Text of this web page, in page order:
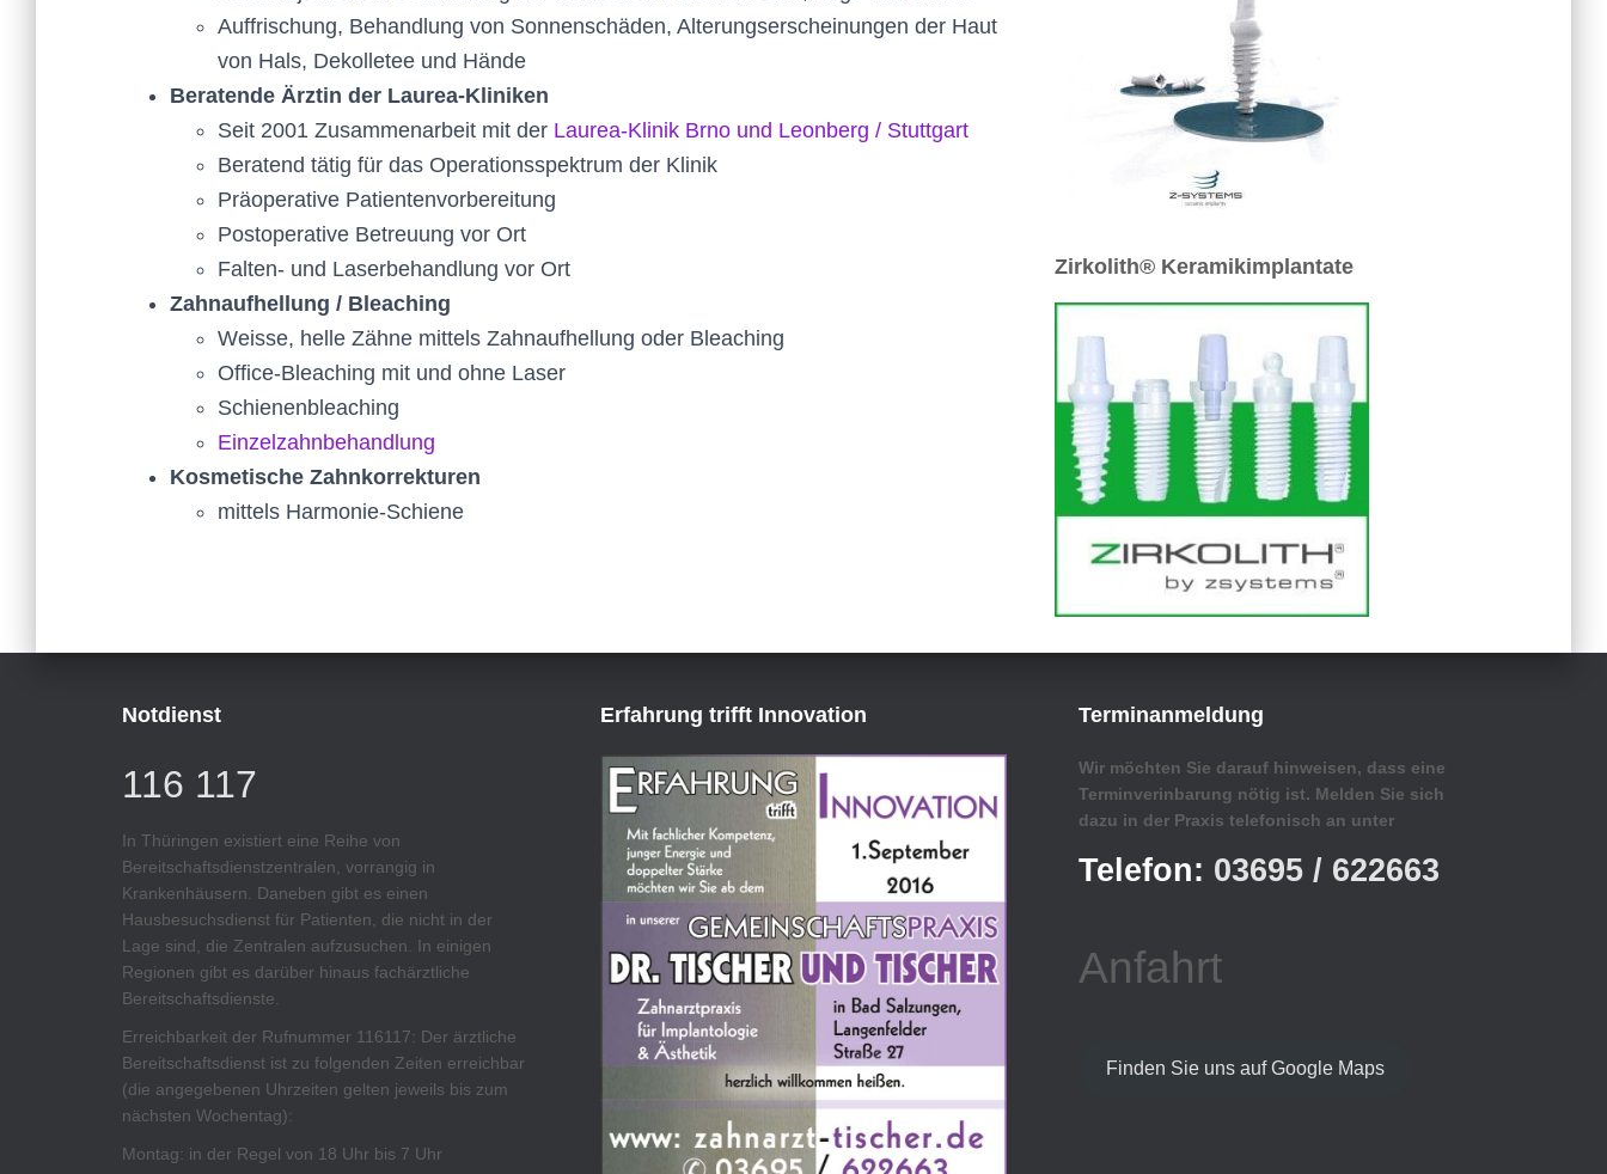
Mundwinkel, Lippenvolumen
Botox-Injektionen: Behandlung der mimischen Falten an Stirn, Auge und andere
Auffrischung, Behandlung von Sonnenschäden, Alterungserscheinungen der Haut
von Hals, Dekolletee und Hände
Beratende Ärztin der Laurea-Kliniken
Seit 2001 Zusammenarbeit mit derLaurea-Klinik Brno und Leonberg / Stuttgart
Beratend tätig für das Operationsspektrum der Klinik
Präoperative Patientenvorbereitung
Postoperative Betreuung vor Ort
Falten- und Laserbehandlung vor Ort
Zahnaufhellung / Bleaching
Weisse, helle Zähne mittels Zahnaufhellung oder Bleaching
Office-Bleaching mit und ohne Laser
Schienenbleaching
Einzelzahnbehandlung
Zirkolith® Keramikimplantate
Notdienst
116 117
In Thüringen existiert eine Reihe von
Bereitschaftsdienstzentralen, vorrangig in
Krankenhäusern. Daneben gibt es einen
Hausbesuchsdienst für Patienten, die nicht in der
Lage sind, die Zentralen aufzusuchen. In einigen
Regionen gibt es darüber hinaus fachärztliche
Bereitschaftsdienste.
Erreichbarkeit der Rufnummer 116117: Der ärztliche
Bereitschaftsdienst ist zu folgenden Zeiten erreichbar
(die angegebenen Uhrzeiten gelten jeweils bis zum
Erfahrung trifft Innovation Terminanmeldung
Wir möchten Sie darauf hinweisen, dass eine
Terminverinbarung nötig ist. Melden Sie sich
dazu in der Praxis telefonisch an unter